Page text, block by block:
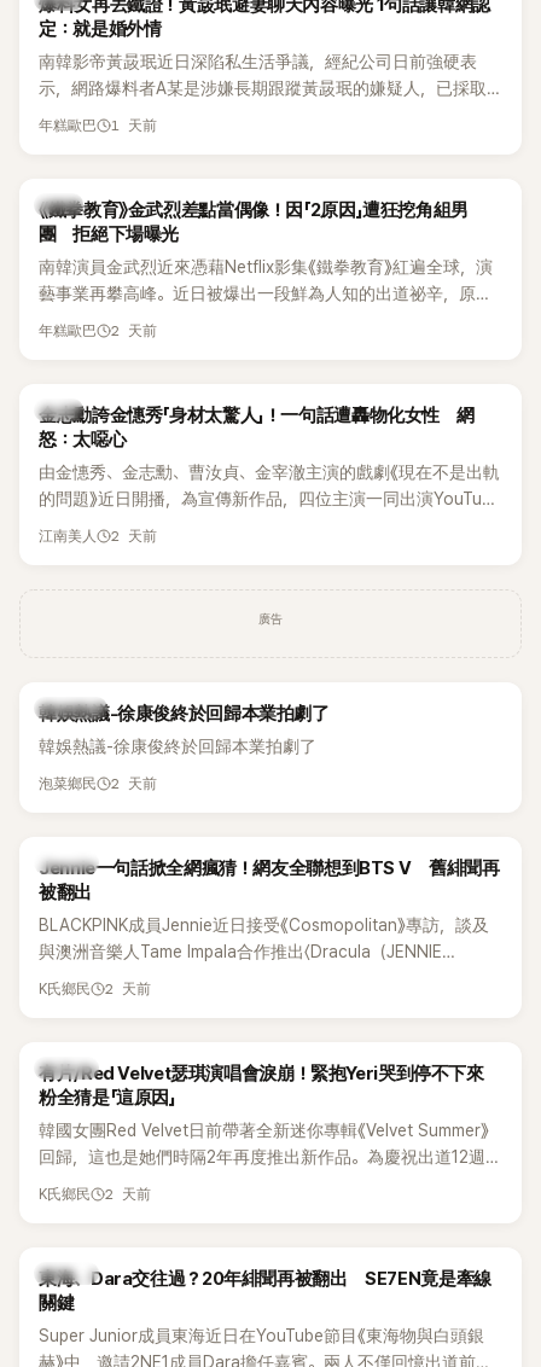
機前，面對媒體擺出各種姿勢，畫面至今仍被網友津津樂道。
這段為平息爭議、直接公開腋下畫面自證清白的往事再度被提
起，節目現場立刻充滿驚呼聲與笑聲，也再次讓人見識到她面
對流言時「豁出去」的直率性格。其實她過去也曾在 SBS 節目
《脫掉鞋子恢單4Men》 中，親自公開那張當年引發話題的「腋下
員身分出道，該團在 2000 年代初期紅極一時，由李智惠、徐
智英兩位女成員，以及張錫炫、Chris Kim 兩位男成員組成。不
過後來爆出長達四年的團內霸凌風波，甚至傳出徐智英母親對
李智惠言語辱罵、動手等爭議，最終團體於 2002 年解散。 團
體解散後，李智惠轉型 solo，靠著綜藝與歌唱實力持續活躍演
藝圈。據悉，她當年能加入 S#arp，也與 李尚敏 的賞識有關。
感情方面，李智惠於 2017 年與圈外男友結婚，婚後育有兩個
目，她經營的 YouTube 頻道也即將突破百萬訂閱，近年內容深
受網友喜愛，再度迎來事業第二春。
爆料女再丟鐵證！黃晸珉避妻聊天內容曝光 1句話讓韓網認
定：就是婚外情
南韓影帝黃晸珉近日深陷私生活爭議，經紀公司日前強硬表
示，網路爆料者A某是涉嫌長期跟蹤黃晸珉的嫌疑人，已採取
法律行動。不過，A某並未因此停止發聲，5日再度透過社群平
年糕歐巴 1 天前
韓星
《鐵拳教育》金武烈差點當偶像！因「2原因」遭狂挖角組男
團 拒絕下場曝光
南韓演員金武烈近來憑藉Netflix影集《鐵拳教育》紅遍全球，演
藝事業再攀高峰。近日被爆出一段鮮為人知的出道祕辛，原來
他當年差點不是以演員身分出道，而是成為男團偶像的一員。
年糕歐巴 2 天前
韓星
金志勳誇金憓秀「身材太驚人」！一句話遭轟物化女性 網
怒：太噁心
由金憓秀、金志勳、曹汝貞、金宰澈主演的戲劇《現在不是出軌
的問題》近日開播，為宣傳新作品，四位主演一同出演YouTube
節目，不料訪談中的一段發言卻意外掀起爭議。不少網友認
江南美人 2 天前
廣告
熱議討論
韓娛熱議-徐康俊終於回歸本業拍劇了
韓娛熱議-徐康俊終於回歸本業拍劇了
泡菜鄉民 2 天前
K-POP
Jennie一句話掀全網瘋猜！網友全聯想到BTS V 舊緋聞再
被翻出
BLACKPINK成員Jennie近日接受《Cosmopolitan》專訪，談及
與澳洲音樂人Tame Impala合作推出〈Dracula（JENNIE
Remix）〉的幕後故事，沒想到她一句關於「共同朋友」的回答，
K氏鄉民 2 天前
K-POP
有片/Red Velvet瑟琪演唱會淚崩！緊抱Yeri哭到停不下來
粉全猜是「這原因」
韓國女團Red Velvet日前帶著全新迷你專輯《Velvet Summer》
回歸，這也是她們時隔2年再度推出新作品。為慶祝出道12週
年，五位成員也一連舉辦三場粉絲演唱會，與粉絲共同回顧經
K氏鄉民 2 天前
K-POP
東海、Dara交往過？20年緋聞再被翻出 SE7EN竟是牽線
關鍵
Super Junior成員東海近日在YouTube節目《東海物與白頭銀
赫》中，邀請2NE1成員Dara擔任嘉賓。兩人不僅回憶出道前的